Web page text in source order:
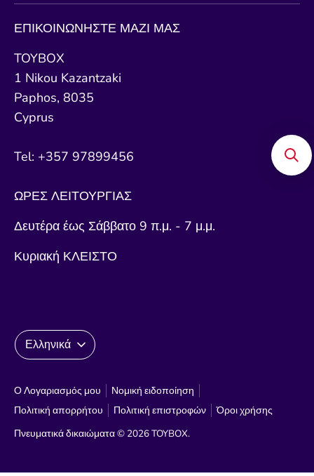
ΕΠΙΚΟΙΝΩΝΗΣΤΕ ΜΑΖΙ ΜΑΣ
TOYBOX
1 Nikou Kazantzaki
Paphos, 8035
Cyprus
Tel: +357 97899456
ΩΡΕΣ ΛΕΙΤΟΥΡΓΙΑΣ
Δευτέρα έως Σάββατο 9 π.μ. - 7 μ.μ.
Κυριακή ΚΛΕΙΣΤΟ
Ο Λογαριασμός μου
Νομική ειδοποίηση
Πολιτική απορρήτου
Πολιτική επιστροφών
Όροι χρήσης
Πνευματικά δικαιώματα © 2026TOYBOX.
Γλώσσα
Ελληνικά